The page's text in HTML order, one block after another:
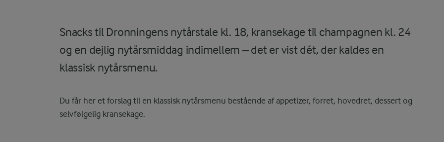
Snacks til Dronningens nytårstale kl. 18, kransekage til champagnen kl. 24
og en dejlig nytårsmiddag indimellem – det er vist dét, der kaldes en
klassisk nytårsmenu.
Du får her et forslag til en klassisk nytårsmenu bestående af appetizer, forret, hovedret, dessert og
selvfølgelig kransekage.